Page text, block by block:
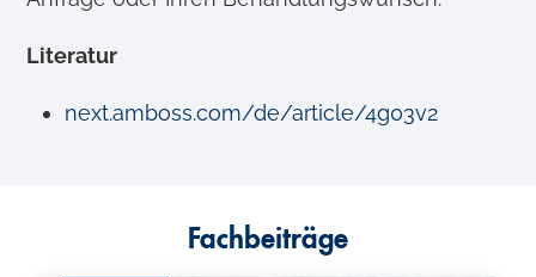
Literatur
next.amboss.com/de/article/4g03v2
Fachbeiträge